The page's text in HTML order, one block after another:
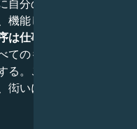
分の仕事に集中する
能しているシステム
は仕事をより簡単かつ
のものが適切に配置
。この性質は、太陽
いに変わることがあ